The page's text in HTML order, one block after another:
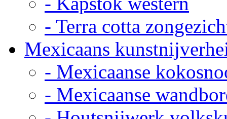
- Terra cotta
Mexicaans
- Mexicaanse
- Mexicaanse